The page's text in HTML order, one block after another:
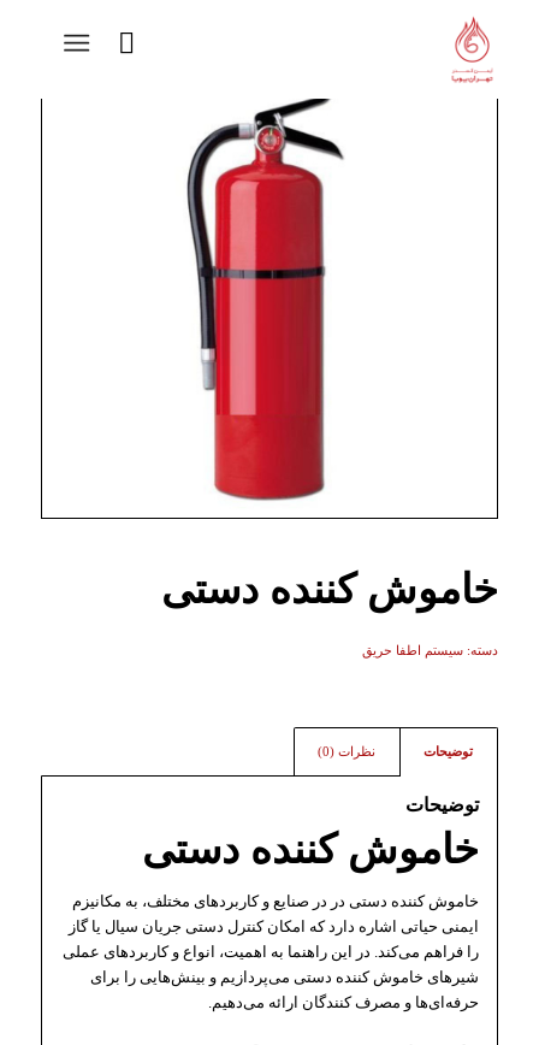
خاموش کننده دستی
دسته: سیستم اطفا حریق
توضیحات نظرات (0)
توضیحات
خاموش کننده دستی
خاموش کننده دستی در در صنایع و کاربردهای مختلف، به مکانیزم
ایمنی حیاتی اشاره دارد که امکان کنترل دستی جریان سیال یا گاز
را فراهم می‌کند. در این راهنما به اهمیت، انواع و کاربردهای عملی
شیرهای خاموش کننده دستی می‌‎پردازیم و بینش‌هایی را برای
حرفه‌ای‌ها و مصرف کنندگان ارائه می‌دهیم.